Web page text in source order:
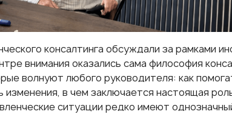
консалтинга обсуждали за рамками
внимания оказались сама философия
волнуют любого руководителя: как
в чем заключается настоящая
ситуации редко имеют